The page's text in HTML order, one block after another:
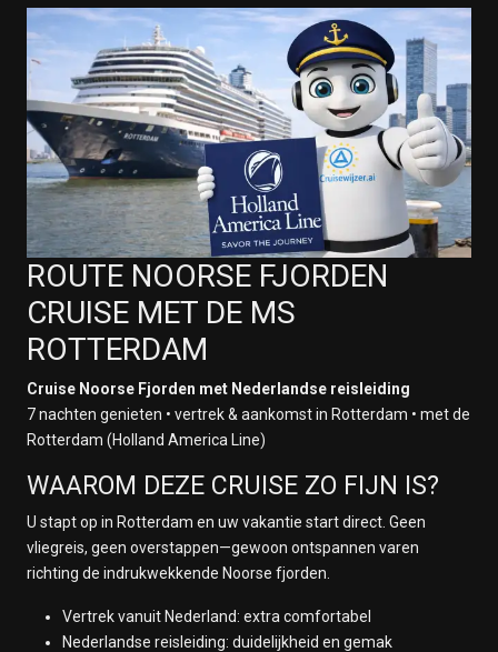
ROUTE NOORSE FJORDEN
CRUISE MET DE MS
ROTTERDAM
Cruise Noorse Fjorden met Nederlandse reisleiding
7 nachten genieten • vertrek & aankomst in Rotterdam • met de
Rotterdam (Holland America Line)
WAAROM DEZE CRUISE ZO FIJN IS?
U stapt op in Rotterdam en uw vakantie start direct. Geen
vliegreis, geen overstappen—gewoon ontspannen varen
richting de indrukwekkende Noorse fjorden.
Vertrek vanuit Nederland: extra comfortabel
Nederlandse reisleiding: duidelijkheid en gemak